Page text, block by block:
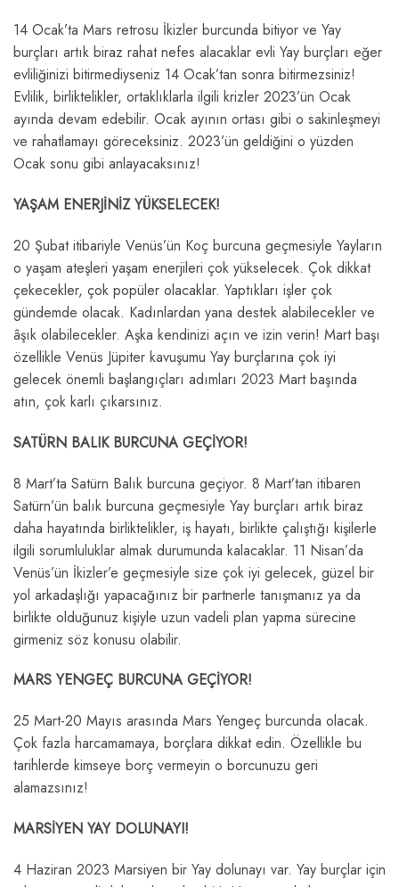
14 Ocak’ta Mars retrosu İkizler burcunda bitiyor ve Yay
burçları artık biraz rahat nefes alacaklar evli Yay burçları eğer
evliliğinizi bitirmediyseniz 14 Ocak’tan sonra bitirmezsiniz!
Evlilik, birliktelikler, ortaklıklarla ilgili krizler 2023’ün Ocak
ayında devam edebilir. Ocak ayının ortası gibi o sakinleşmeyi
ve rahatlamayı göreceksiniz. 2023’ün geldiğini o yüzden
Ocak sonu gibi anlayacaksınız!
YAŞAM ENERJİNİZ YÜKSELECEK!
20 Şubat itibariyle Venüs’ün Koç burcuna geçmesiyle Yayların
o yaşam ateşleri yaşam enerjileri çok yükselecek. Çok dikkat
çekecekler, çok popüler olacaklar. Yaptıkları işler çok
gündemde olacak. Kadınlardan yana destek alabilecekler ve
âşık olabilecekler. Aşka kendinizi açın ve izin verin! Mart başı
özellikle Venüs Jüpiter kavuşumu Yay burçlarına çok iyi
gelecek önemli başlangıçları adımları 2023 Mart başında
atın, çok karlı çıkarsınız.
SATÜRN BALIK BURCUNA GEÇİYOR!
8 Mart’ta Satürn Balık burcuna geçiyor. 8 Mart’tan itibaren
Satürn’ün balık burcuna geçmesiyle Yay burçları artık biraz
daha hayatında birliktelikler, iş hayatı, birlikte çalıştığı kişilerle
ilgili sorumluluklar almak durumunda kalacaklar. 11 Nisan’da
Venüs’ün İkizler’e geçmesiyle size çok iyi gelecek, güzel bir
yol arkadaşlığı yapacağınız bir partnerle tanışmanız ya da
birlikte olduğunuz kişiyle uzun vadeli plan yapma sürecine
girmeniz söz konusu olabilir.
MARS YENGEÇ BURCUNA GEÇİYOR!
25 Mart-20 Mayıs arasında Mars Yengeç burcunda olacak.
Çok fazla harcamamaya, borçlara dikkat edin. Özellikle bu
tarihlerde kimseye borç vermeyin o borcunuzu geri
alamazsınız!
MARSİYEN YAY DOLUNAYI!
4 Haziran 2023 Marsiyen bir Yay dolunayı var. Yay burçlar için